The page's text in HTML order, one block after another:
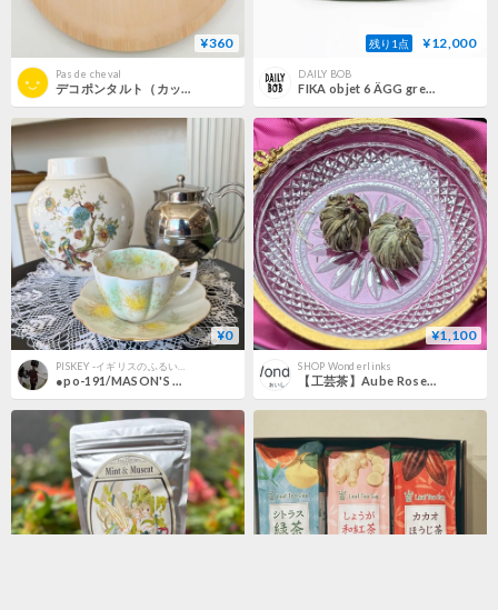
¥360
Pas de cheval
デコポンタルト（カット）（期間限定）
残り1点 ¥12,000
DAILY BOB
FIKA objet 6 ÄGG green
¥0
PISKEY -イギリスのふるいものかわいいもの-
●po-191/MASON'S シノワズリなティーキャディ/蓋付ポット
¥1,100
SHOP Wonderlinks
【工芸茶】Aube Rosee（オーブ・ロゼ）ー薄紅の曙光ー